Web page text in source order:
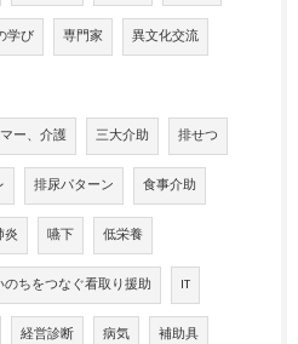
学び 専門家 異文化交流
ー、介護 三大介助 排せつ
排尿パターン 食事介助
炎 嚥下 低栄養
のちをつなぐ看取り援助 IT
経営診断 病気 補助具